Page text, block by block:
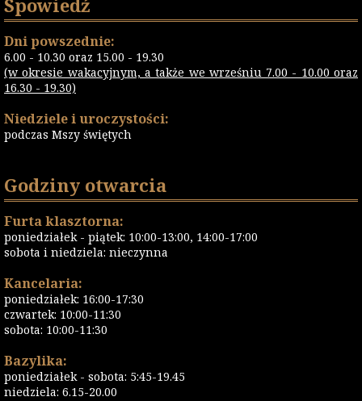
Spowiedź
Dni powszednie:
6.00 - 10.30 oraz 15.00 - 19.30
(w okresie wakacyjnym, a także we wrześniu 7.00 - 10.00 oraz
16.30 - 19.30)
Niedziele i uroczystości:
podczas Mszy świętych
Godziny otwarcia
Furta klasztorna:
poniedziałek - piątek: 10:00-13:00, 14:00-17:00
sobota i niedziela: nieczynna
Kancelaria:
poniedziałek: 16:00-17:30
czwartek: 10:00-11:30
sobota: 10:00-11:30
Bazylika:
poniedziałek - sobota: 5:45-19.45
niedziela: 6.15-20.00